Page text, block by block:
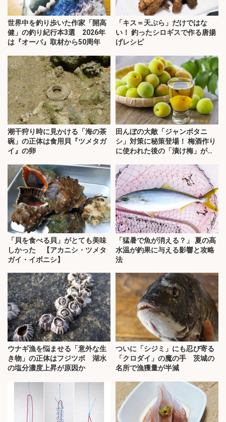
世界中を釣り歩いた作家「開高
健」の釣り紀行本3選 2026年
は『オーパ』取材から50周年
「キス＝天ぷら」だけではな
い！ 釣ったシロギスで作る唐揚
げレシピ
潮干狩り時に見かける「海の茶
碗」の正体は食用貝『ツメタガ
イ』の卵
田んぼの大敵「ジャンボタニ
シ」対策に秘策登場！ 梅酒作り
に使われた後の「漬け梅」が効
「貝を食べる貝」がとても美味
しかった 【アカニシ・ツメタ
ガイ・イボニシ】
「猛暑で魚が消える？」 夏の高
水温が釣果に与える影響と攻略
法
ウナギ漁を悩ませる「意外な生
き物」の正体はフジツボ 湖水
の塩分濃度上昇が原因か
ついに「シジミ」にも忍び寄る
「クロダイ」の魔の手 茨城の
名所で漁獲量が半減